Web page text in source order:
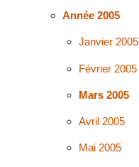
Année 2005
Janvier 2005
Février 2005
Mars 2005
Avril 2005
Mai 2005